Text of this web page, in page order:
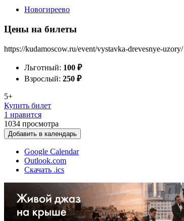
Новогиреево
Цены на билеты
https://kudamoscow.ru/event/vystavka-drevesnye-uzory/
Льготный: 100 ₽
Взрослый: 250 ₽
5+
Купить билет
1 нравится
1034 просмотра
Добавить в календарь
Google Calendar
Outlook.com
Скачать .ics